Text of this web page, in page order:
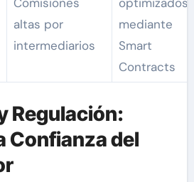
Comisiones
altas por
intermediarios
optimizados
mediante
Smart
Contracts
Regulación:
Confianza del